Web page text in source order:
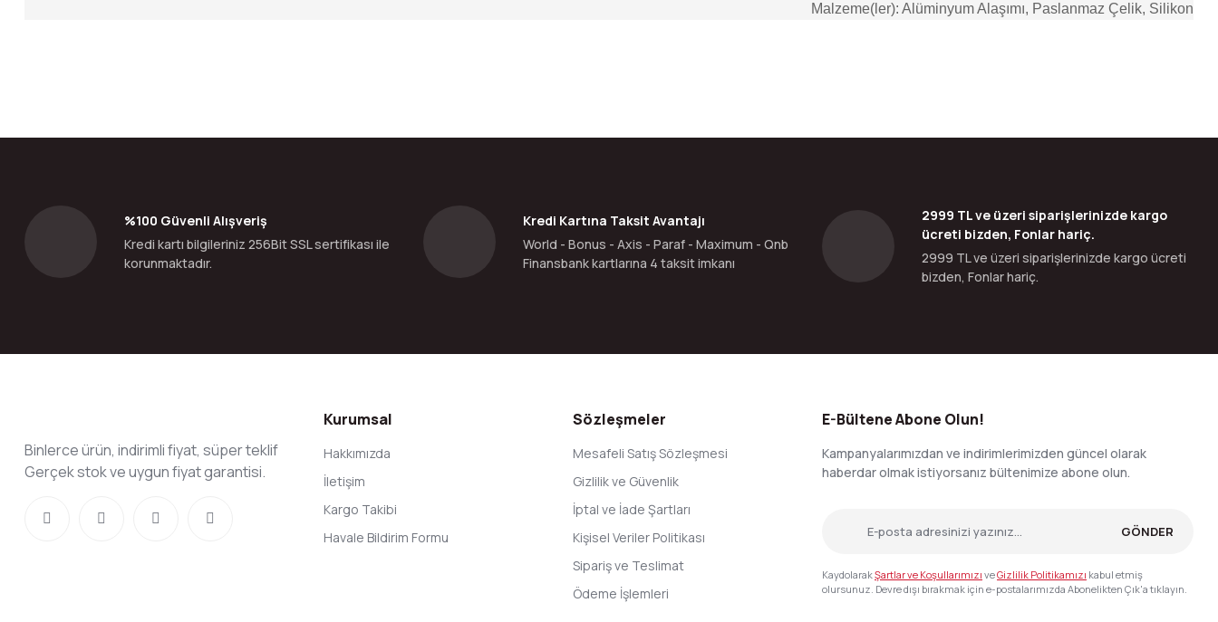
Malzeme(ler): Alüminyum Alaşımı, Paslanmaz Çelik, Silikon
Ürün fiyatı diğer sitelerden daha pahalı.
Bu ürüne benzer farklı alternatifler olmalı.
%100 Güvenli Alışveriş
Kredi kartı bilgileriniz 256Bit SSL sertifikası ile
korunmaktadır.
Kredi Kartına Taksit Avantajı
World - Bonus - Axis - Paraf - Maximum - Qnb
Finansbank kartlarına 4 taksit imkanı
2999 TL ve üzeri siparişlerinizde kargo
ücreti bizden, Fonlar hariç.
2999 TL ve üzeri siparişlerinizde kargo ücreti
bizden, Fonlar hariç.
Binlerce ürün, indirimli fiyat, süper teklif
Gerçek stok ve uygun fiyat garantisi.
Kurumsal
Hakkımızda
İletişim
Kargo Takibi
Havale Bildirim Formu
Sözleşmeler
Mesafeli Satış Sözleşmesi
Gizlilik ve Güvenlik
İptal ve İade Şartları
Kişisel Veriler Politikası
Sipariş ve Teslimat
Ödeme İşlemleri
E-Bültene Abone Olun!
Kampanyalarımızdan ve indirimlerimizden güncel olarak
haberdar olmak istiyorsanız bültenimize abone olun.
GÖNDER
KaydolarakŞartlar ve Koşullarımızı veGizlilik Politikamızı kabul etmiş
olursunuz. Devre dışı bırakmak için e-postalarımızda Abonelikten Çık'a tıklayın.